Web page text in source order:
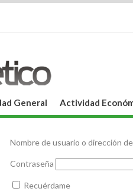
General Actividad
Nombre de usuario o dirección
Contraseña
Recuérdame